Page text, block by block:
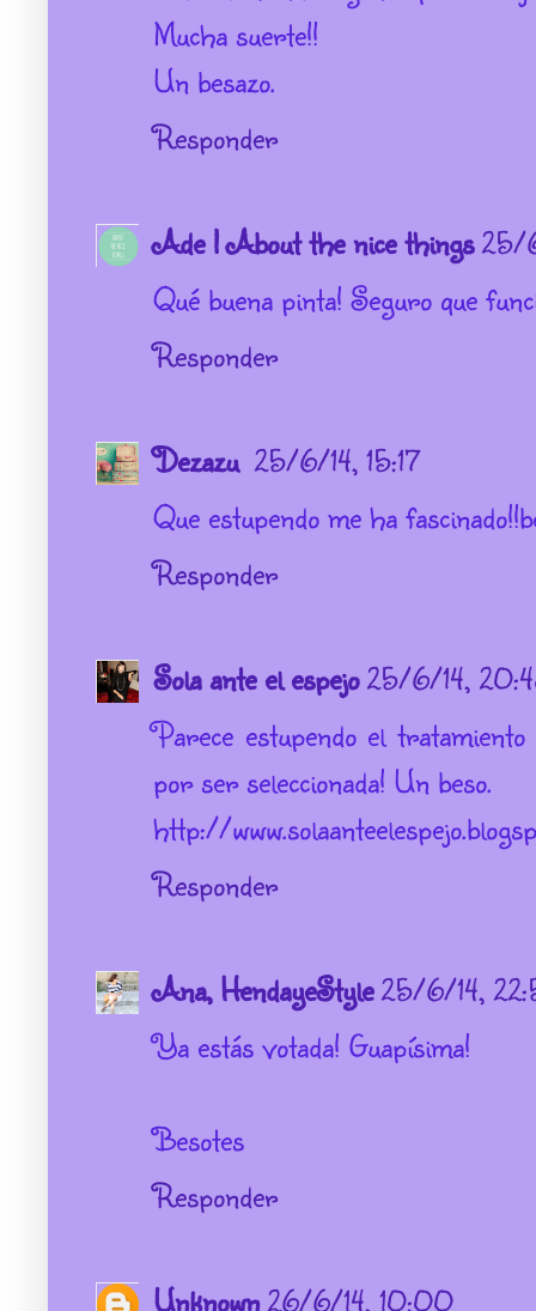
Mucha suerte!!
Un besazo.
Responder
Ade | About the nice things25/
Qué buena pinta! Seguro que
Responder
Dezazu 25/6/14, 15:17
Que estupendo me ha
Responder
Sola ante el espejo25/6/14,
Parece estupendo el
por ser seleccionada! Un beso.
http://
Responder
Ana, HendayeStyle25/6/14,
Ya estás votada! Guapísima!
Besotes
Responder
Unknown26/6/14, 10:00